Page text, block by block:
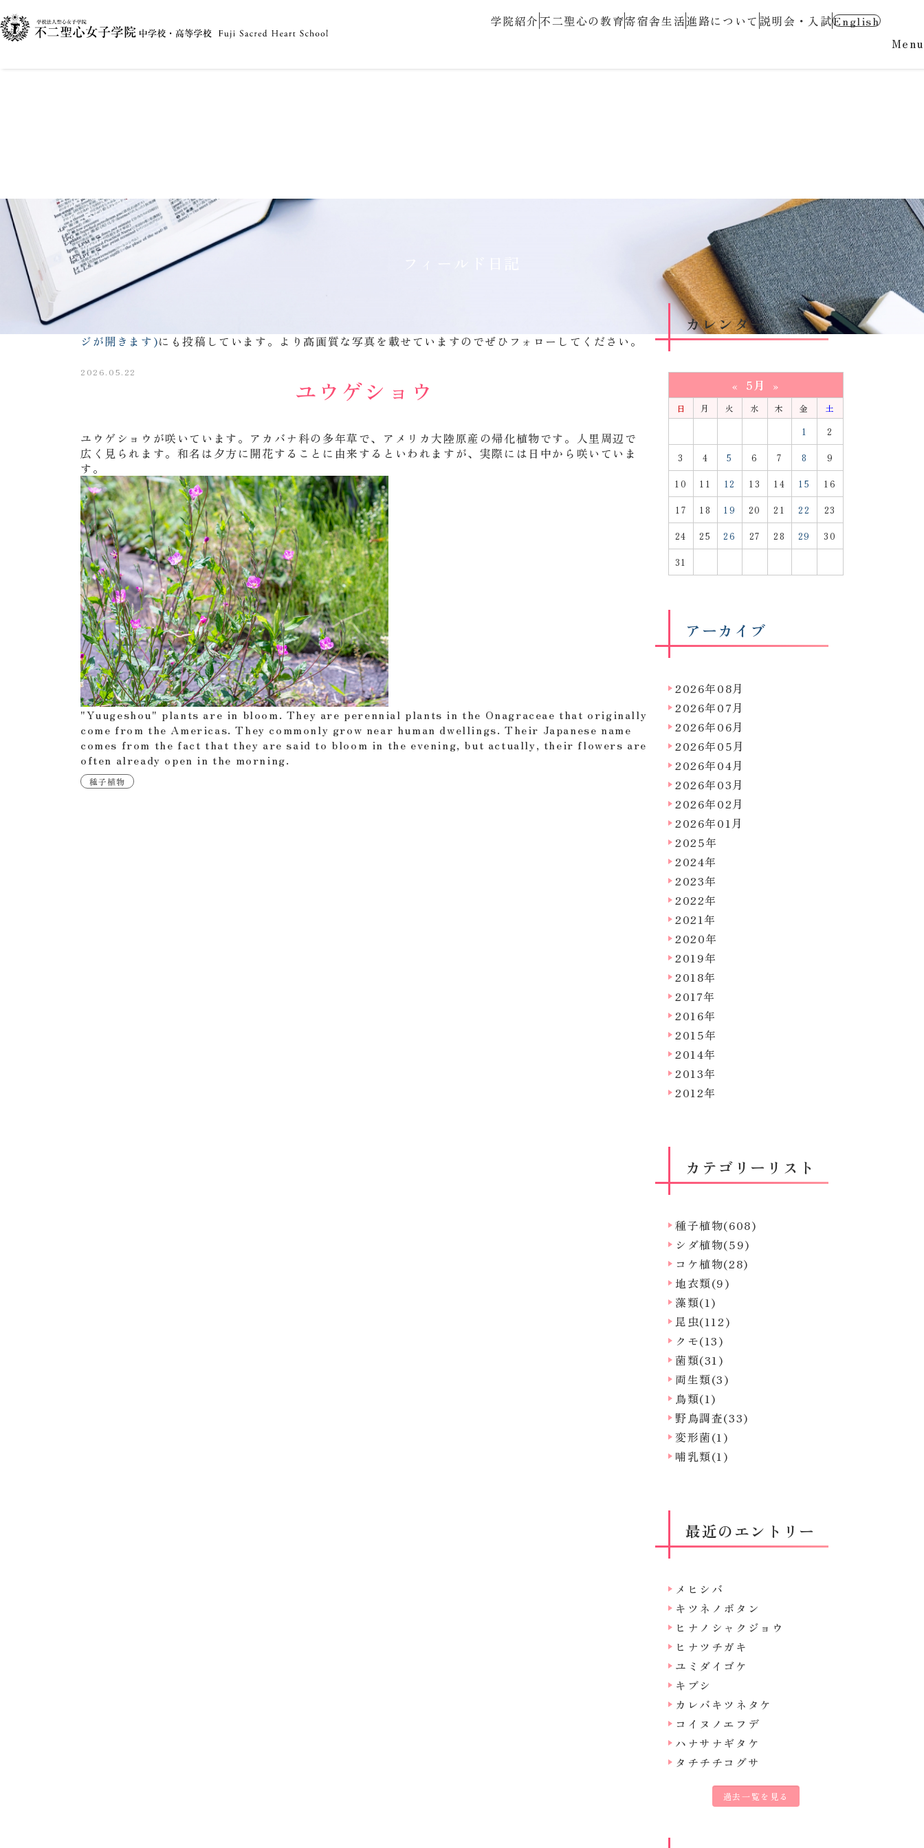
学院紹介不二聖心の教育寄宿舎生活進路について 説明会・入試English
Menu
〇お知らせ〇
ジが開きます)にも投稿しています。より高画質な写真を載せていますのでぜひフォローしてください。
2026.05.22
ユウゲショウ
ユウゲショウが咲いています。アカバナ科の多年草で、アメリカ大陸原産の帰化植物です。人里周辺で
広く見られます。和名は夕方に開花することに由来するといわれますが、実際には日中から咲いていま
す。
"Yuugeshou" plants are in bloom. They are perennial plants in the Onagraceae that originally
come from the Americas. They commonly grow near human dwellings. Their Japanese name
comes from the fact that they are said to bloom in the evening, but actually, their flowers are
often already open in the morning.
種子植物
カレンダー
« 5月 »
日 月 火 水 木 金
土
1
2
3 4 5 6 7 8 9
10 11 12 13 14 15 16
17 18 19 20 21 22 23
24 25 26 27 28 29 30
31
アーカイブ
2026年08月
2026年07月
2026年06月
2026年05月
2026年04月
2026年03月
2026年02月
2026年01月
2025年
2024年
2023年
2022年
2021年
2020年
2019年
2018年
2017年
2016年
2015年
2014年
2013年
2012年
カテゴリーリスト
種子植物(608)
シダ植物(59)
コケ植物(28)
地衣類(9)
藻類(1)
昆虫(112)
クモ(13)
菌類(31)
両生類(3)
鳥類(1)
野鳥調査(33)
変形菌(1)
哺乳類(1)
最近のエントリー
メヒシバ
キツネノボタン
ヒナノシャクジョウ
ヒナツチガキ
ユミダイゴケ
キブシ
カレバキツネタケ
コイヌノエフデ
ハナサナギタケ
タチチチコグサ
過去一覧を見る